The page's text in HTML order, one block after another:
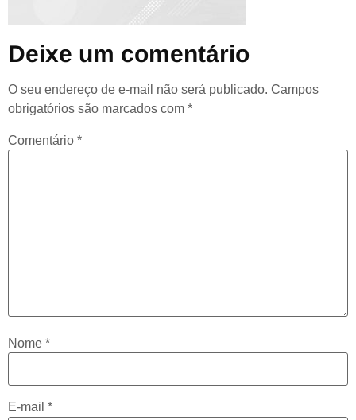
Deixe um comentário
O seu endereço de e-mail não será publicado. Campos
obrigatórios são marcados com *
Comentário *
Nome *
E-mail *